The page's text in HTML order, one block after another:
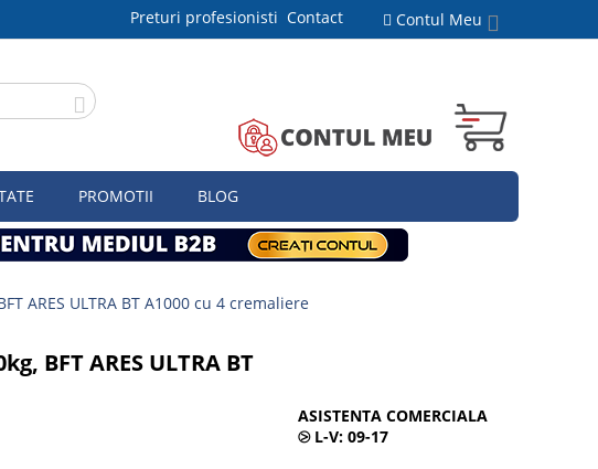
Contul Meu
Contact
Preturi profesionisti
PROMOTII BLOG
ARES ULTRA BT A1000 cu 4 cremaliere
BFT ARES ULTRA BT
ASISTENTA COMERCIALA
⧁ L-V: 09-17